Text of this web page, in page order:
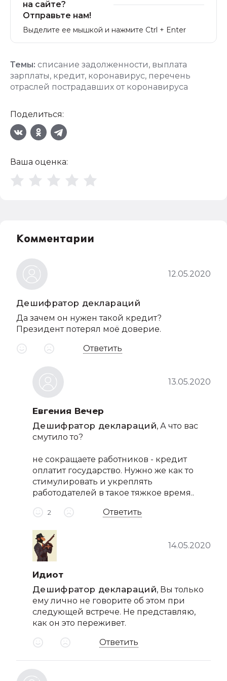
на сайте?
Отправьте нам!
Выделите ее мышкой и нажмите Ctrl + Enter
Темы: списание задолженности, выплата
зарплаты, кредит, коронавирус, перечень
отраслей пострадавших от коронавируса
Поделиться:
Ваша оценка:
Комментарии
Дешифратор деклараций
12.05.2020
Да зачем он нужен такой кредит?
Президент потерял моё доверие.
Ответить
Евгения Вечер
13.05.2020
Дешифратор деклараций, А что вас
смутило то?
не сокращаете работников - кредит
оплатит государство. Нужно же как то
стимулировать и укреплять
работодателей в такое тяжкое время..
2 Ответить
Идиот
14.05.2020
Дешифратор деклараций, Вы только
ему лично не говорите об этом при
следующей встрече. Не представляю,
как он это переживет.
Ответить